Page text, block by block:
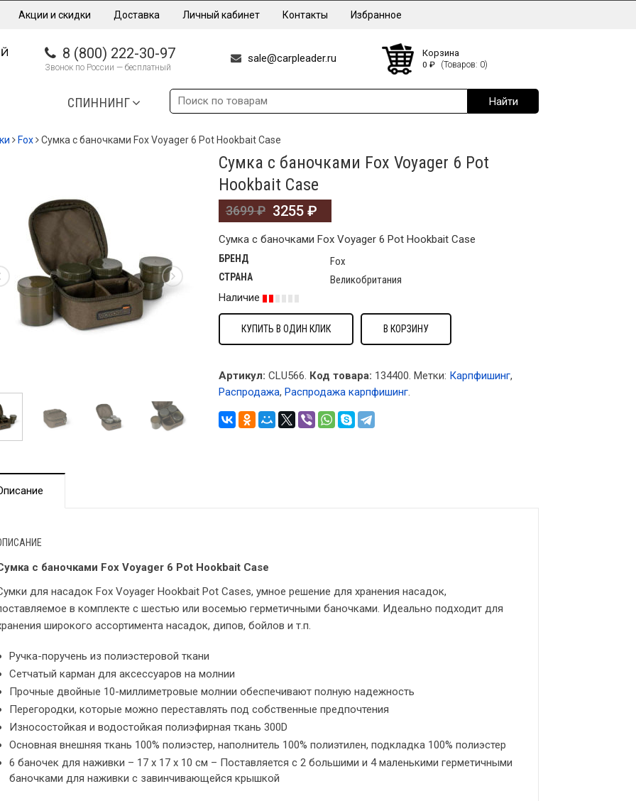
Акции и скидки Доставка Личный кабинет Контакты Избранное
8 (800) 222-30-97
Звонок по России — бесплатный
sale@carpleader.ru Корзина
0 ₽ (Товаров: 0)
СПИННИНГ
Fox Сумка с баночками Fox Voyager 6 Pot Hookbait Case
Сумка с баночками Fox Voyager 6 Pot
Hookbait Case
3699₽ 3255 ₽
Сумка с баночками Fox Voyager 6 Pot Hookbait Case
БРЕНД Fox
СТРАНА
Великобритания
Наличие
КУПИТЬ В ОДИН КЛИК В КОРЗИНУ
Артикул: CLU566. Код товара: 134400. Метки: Карпфишинг,
Распродажа, Распродажа карпфишинг.
с баночками Fox Voyager 6 Pot Hookbait Case
для насадок Fox Voyager Hookbait Pot Cases, умное решение для хранения насадок,
в комплекте с шестью или восемью герметичными баночками. Идеально подходит для
широкого ассортимента насадок, дипов, бойлов и т.п.
Ручка-поручень из полиэстеровой ткани
Сетчатый карман для аксессуаров на молнии
Прочные двойные 10-миллиметровые молнии обеспечивают полную надежность
Перегородки, которые можно переставлять под собственные предпочтения
Износостойкая и водостойкая полиэфирная ткань 300D
Основная внешняя ткань 100% полиэстер, наполнитель 100% полиэтилен, подкладка 100% полиэстер
6 баночек для наживки – 17 x 17 x 10 см – Поставляется с 2 большими и 4 маленькими герметичными
баночками для наживки с завинчивающейся крышкой